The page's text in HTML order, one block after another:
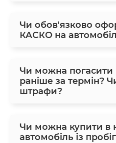
Чи обов'язково
КАСКО на
Чи можна погасити
раніше за термін?
штрафи?
Чи можна купити в
автомобіль із